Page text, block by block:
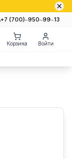
+7 (700)‒950‒99‒13
Корзина Войти